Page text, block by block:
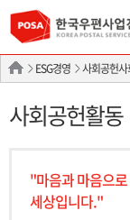
ESG경영 사회공헌
사회공헌활동
"마음과 마음으
세상입니다."